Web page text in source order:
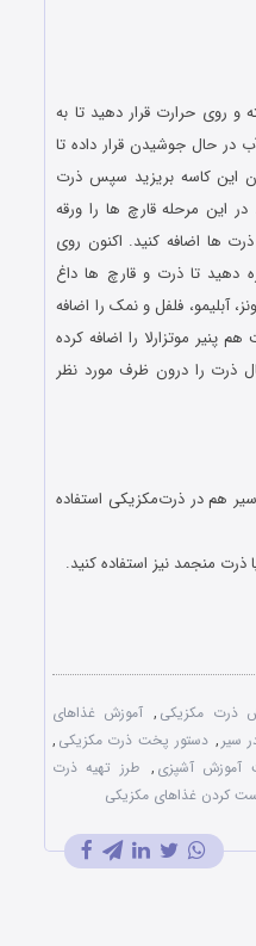
و روی حرارت قرار دهید تا به
حال جوشیدن قرار داده تا
این کاسه بریزید سپس ذرت
این مرحله قارچ ها را ورقه
ها اضافه کنید. اکنون روی
دهید تا ذرت و قارچ ها داغ
فلفل و نمک را اضافه
پنیر موتزارلا را اضافه کرده
ذرت را درون ظرف مورد نظر
هم در ذرت‌مکزیکی استفاده
ذرت منجمد نیز استفاده کنید.
ذرت مکزیکی , آموزش غذاهای
سیر , دستور پخت ذرت مکزیکی ,
آموزش آشپزی , طرز تهیه ذرت
کردن غذاهای مکزیکی